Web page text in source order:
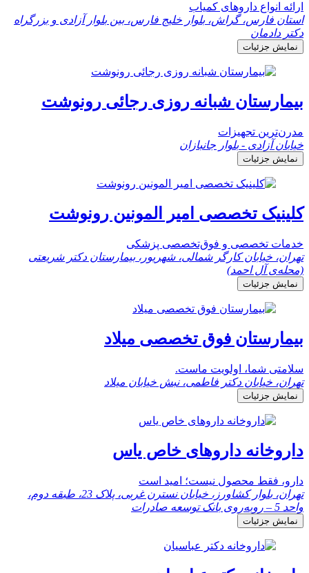
ارائه انواع داروهای کمیاب
استان فارس، گراش، بلوار خلیج فارس، بین بلوار آزادی و بزرگراه
دکتر دادمان
نمایش جزئیات
بیمارستان شبانه روزی رجائی رونوشت
مدرن‌ترین تجهیزات
خیابان آزادی - بلوار جانبازان
نمایش جزئیات
کلینیک تخصصی امیر المونین رونوشت
خدمات تخصصی و فوق‌تخصصی پزشکی
تهران، خیابان کارگر شمالی، شهریور، بیمارستان دکتر شریعتی
(محله‌ی آل احمد)
نمایش جزئیات
بیمارستان فوق تخصصی میلاد
سلامتی شما، اولویت ماست.
تهران، خیابان دکتر فاطمی، نبش خیابان میلاد
نمایش جزئیات
داروخانه داروهای خاص یاس
دارو، فقط محصول نیست؛ امید است
تهران، بلوار کشاورز، خیابان نسترن غربی، پلاک 23، طبقه دوم،
واحد 5 – روبه‌روی بانک توسعه صادرات
نمایش جزئیات